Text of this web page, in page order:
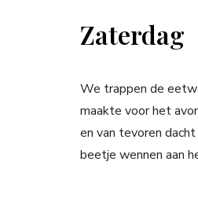
Zaterdag
We trappen de
maakte voor het
en van tevoren
beetje wennen aan